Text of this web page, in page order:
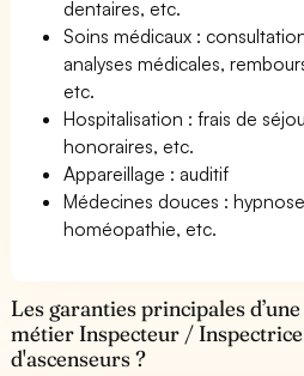
dentaires, etc.
Soins médicaux :
analyses médicales,
etc.
Hospitalisation : frais de
honoraires, etc.
Appareillage : auditif
Médecines douces :
homéopathie, etc.
Les garanties principales
métier Inspecteur /
d'ascenseurs ?